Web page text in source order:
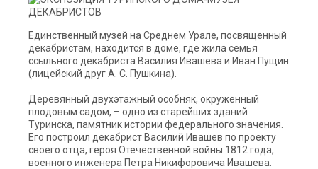
Единственный музей на Среднем Урале, посвященный
декабристам, находится в доме, где жила семья
ссыльного декабриста Василия Ивашева и Иван Пущин
(лицейский друг А. С. Пушкина).
Деревянный двухэтажный особняк, окруженный
плодовым садом, – одно из старейших зданий
Туринска, памятник истории федерального значения.
Его построил декабрист Василий Ивашев по проекту
своего отца, героя Отечественной войны 1812 года,
военного инженера Петра Никифоровича Ивашева.